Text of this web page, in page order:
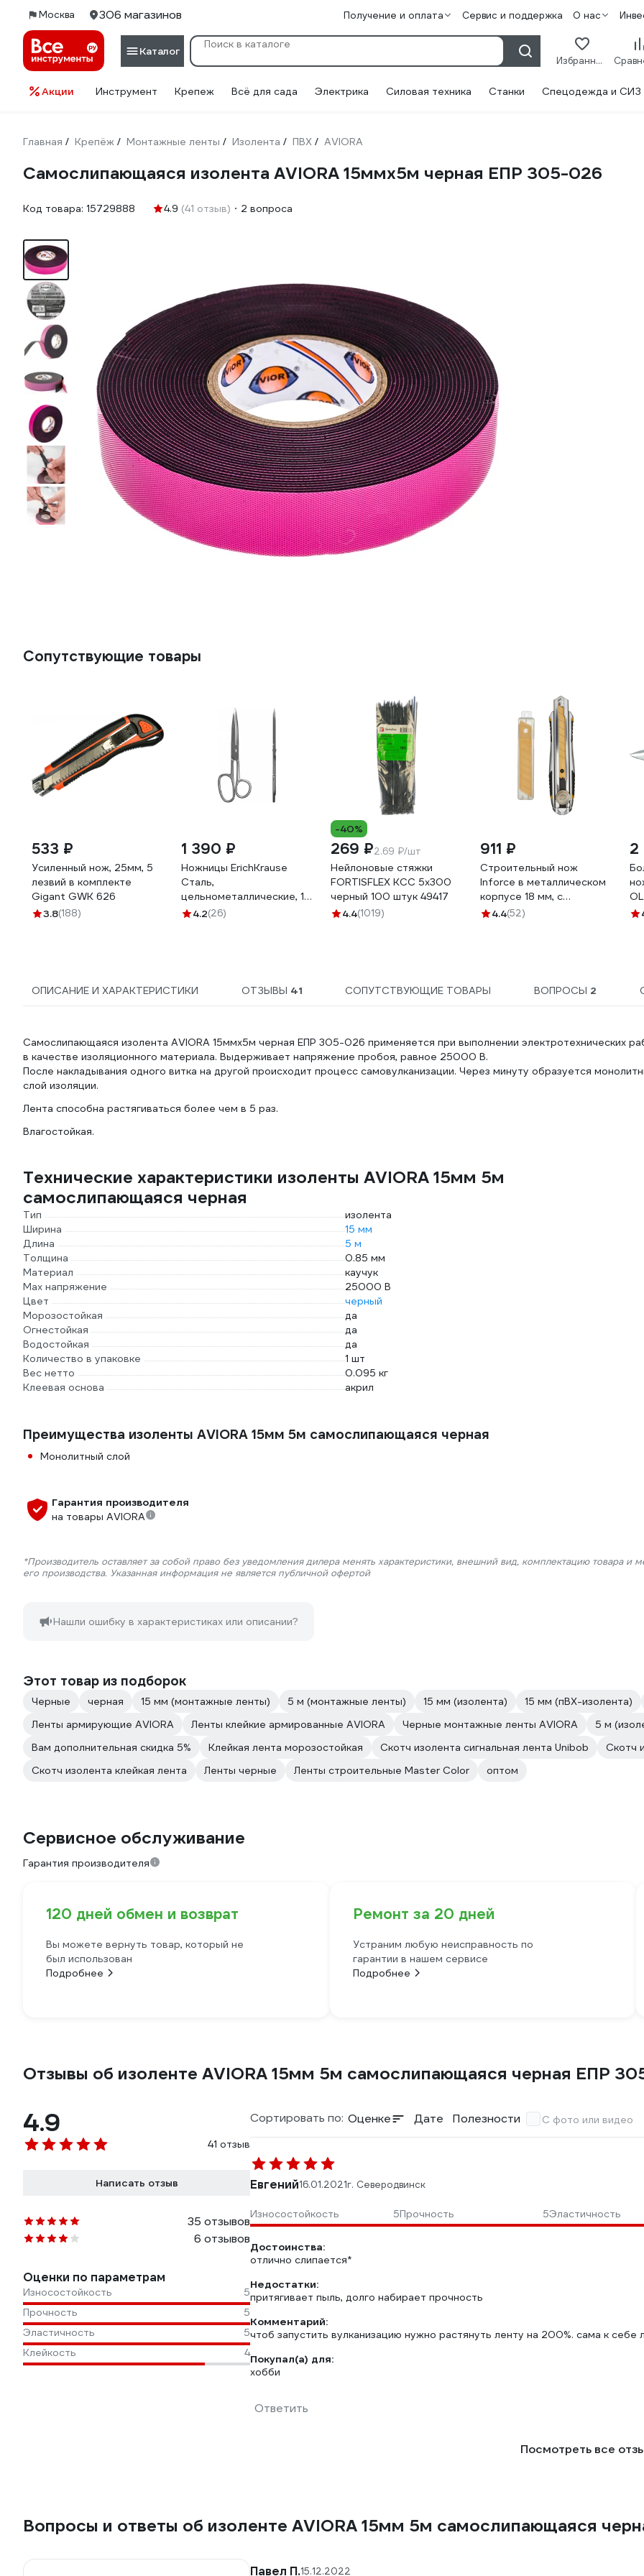
Москва 306 магазинов Получение и оплата Сервис и поддержка О нас
Каталог
Избранное
Акции Инструмент Крепеж Всё для сада Электрика Силовая техника Станки Спецодежда и СИЗ
Главная / Крепёж / Монтажные ленты / Изолента / ПВХ / AVIORA
Самослипающаяся изолента AVIORA 15ммх5м черная ЕПР 305-026
Код товара: 15729888 4.9 (41 отзыв) 2 вопроса
Сопутствующие товары
533 ₽
Усиленный нож, 25мм, 5
лезвий в комплекте
Gigant GWK 626
3.8(188)
1 390 ₽
Ножницы ErichKrause
Сталь,
цельнометаллические, 18
см 14852
4.2(26)
-40%
269 ₽2.69 ₽/шт
Нейлоновые стяжки
FORTISFLEX КСС 5х300
черный 100 штук 49417
4.4(1019)
911 ₽
Строительный нож
Inforce в металлическом
корпусе 18 мм, с
винтовым зажимом 06-
4.4(52)
2
ОПИСАНИЕ И ХАРАКТЕРИСТИКИ ОТЗЫВЫ 41 СОПУТСТВУЮЩИЕ ТОВАРЫ ВОПРОСЫ 2
Самослипающаяся изолента AVIORA 15ммх5м черная ЕПР 305-026 применяется при выполнении электротехнических
в качестве изоляционного материала. Выдерживает напряжение пробоя, равное 25000 В.
После накладывания одного витка на другой происходит процесс самовулканизации. Через минуту образуется
слой изоляции.
Лента способна растягиваться более чем в 5 раз.
Влагостойкая.
Технические характеристики изоленты AVIORA 15мм 5м
самослипающаяся черная
Тип
изолента
Ширина
15 мм
Длина
5 м
Толщина
0.85 мм
Материал
каучук
Max напряжение
25000 В
Цвет
черный
Морозостойкая
да
Огнестойкая
да
Водостойкая
да
Количество в упаковке
1 шт
Вес нетто
0.095 кг
Клеевая основа
акрил
Преимущества изоленты AVIORA 15мм 5м самослипающаяся черная
Монолитный слой
Гарантия производителя
на товары AVIORA
*Производитель оставляет за собой право без уведомления дилера менять характеристики, внешний вид, комплектацию товара и
его производства. Указанная информация не является публичной офертой
Нашли ошибку в характеристиках или описании?
Этот товар из подборок
Черные черная 15 мм (монтажные ленты) 5 м (монтажные ленты) 15 мм (изолента)
15 мм (пВХ-изолента)
Ленты армирующие AVIORA
Ленты клейкие армированные AVIORA Черные монтажные ленты AVIORA
5 м
Вам дополнительная скидка 5%
Клейкая лента морозостойкая Скотч изолента сигнальная лента Unibob
Скотч
Скотч изолента клейкая лента
Ленты черные Ленты строительные Master Color оптом
Сервисное обслуживание
Гарантия производителя
120 дней обмен и возврат
Вы можете вернуть товар, который не
был использован
Подробнее
Ремонт за 20 дней
Устраним любую неисправность по
гарантии в нашем сервисе
Подробнее
Отзывы об изоленте AVIORA 15мм 5м самослипающаяся черная ЕПР
4.9
41 отзыв
Написать отзыв
35 отзывов
6 отзывов
Оценки по параметрам
Износостойкость
5
Прочность
5
Эластичность
5
Клейкость
4
Сортировать по: Оценке Дате Полезности С фото или видео
Евгений16.01.2021г. Северодвинск
Износостойкость 5Прочность 5Эластичность
Достоинства:
отлично слипается*
Недостатки:
притягивает пыль, долго набирает прочность
Комментарий:
чтоб запустить вулканизацию нужно растянуть ленту на 200%. сама к себе
Покупал(а) для:
хобби
Ответить
Посмотреть все
Вопросы и ответы об изоленте AVIORA 15мм 5м самослипающаяся
Павел П.15.12.2022